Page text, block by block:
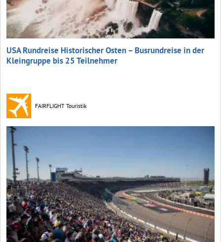
USA Rundreise Historischer Osten – Busrundreise in der
Kleingruppe bis 25 Teilnehmer
FAIRFLIGHT Touristik